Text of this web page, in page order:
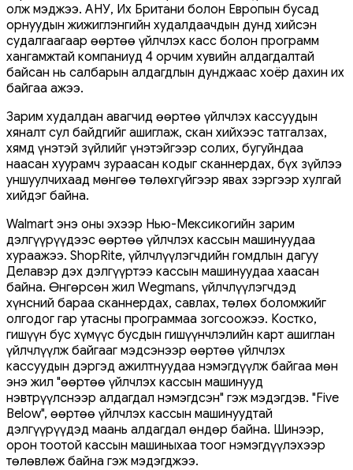
олж мэджээ. АНУ, Их Британи болон Европын бусад
орнуудын жижиглэнгийн худалдаачдын дунд хийсэн
судалгаагаар өөртөө үйлчлэх касс болон программ
хангамжтай компаниуд 4 орчим хувийн алдагдалтай
байсан нь салбарын алдагдлын дунджаас хоёр дахин их
байгаа ажээ.
Зарим худалдан авагчид өөртөө үйлчлэх кассуудын
хяналт сул байдгийг ашиглаж, скан хийхээс татгалзах,
хямд үнэтэй зүйлийг үнэтэйгээр солих, бугуйндаа
наасан хуурамч зураасан кодыг сканнердах, бүх зүйлээ
уншуулчихаад мөнгөө төлөхгүйгээр явах зэргээр хулгай
хийдэг байна.
Walmart энэ оны эхээр Нью-Мексикогийн зарим
дэлгүүрүүдээс өөртөө үйлчлэх кассын машинуудаа
хураажээ. ShopRite, үйлчлүүлэгчдийн гомдлын дагуу
Делавэр дэх дэлгүүртээ кассын машинуудаа хаасан
байна. Өнгөрсөн жил Wegmans, үйлчлүүлэгчдэд
хүнсний бараа сканнердах, савлах, төлөх боломжийг
олгодог гар утасны программаа зогсоожээ. Костко,
гишүүн бус хүмүүс бусдын гишүүнчлэлийн карт ашиглан
үйлчлүүлж байгааг мэдсэнээр өөртөө үйлчлэх
кассуудын дэргэд ажилтнуудаа нэмэгдүүлж байгаа мөн
энэ жил "өөртөө үйлчлэх кассын машинууд
нэвтрүүлснээр алдагдал нэмэгдсэн" гэж мэдэгдэв. "Five
Below", өөртөө үйлчлэх кассын машинуудтай
дэлгүүрүүдэд маань алдагдал өндөр байна. Шинээр,
орон тоотой кассын машиныхаа тоог нэмэгдүүлэхээр
төлөвлөж байна гэж мэдэгджээ.